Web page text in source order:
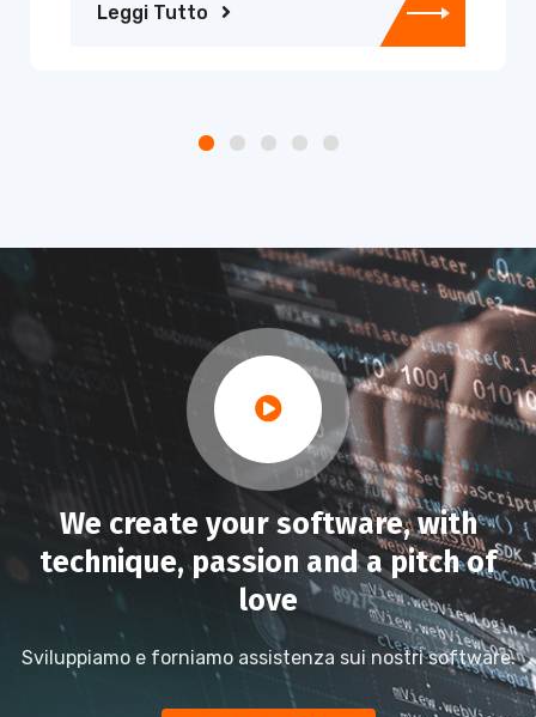
Leggi Tutto
We create your software, with
technique, passion and a pitch of
love
Sviluppiamo e forniamo assistenza sui nostri software.